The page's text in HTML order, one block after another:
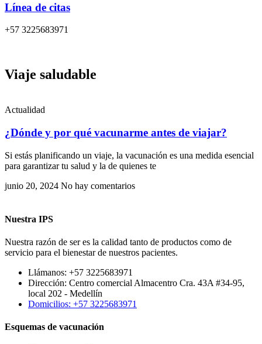
Línea de citas
+57 3225683971
Viaje saludable
Actualidad
¿Dónde y por qué vacunarme antes de viajar?
Si estás planificando un viaje, la vacunación es una medida esencial
para garantizar tu salud y la de quienes te
junio 20, 2024 No hay comentarios
Nuestra IPS
Nuestra razón de ser es la calidad tanto de productos como de
servicio para el bienestar de nuestros pacientes.
Llámanos: +57 3225683971
Dirección: Centro comercial Almacentro Cra. 43A #34-95,
local 202 - Medellín
Domicilios: +57 3225683971
Esquemas de vacunación